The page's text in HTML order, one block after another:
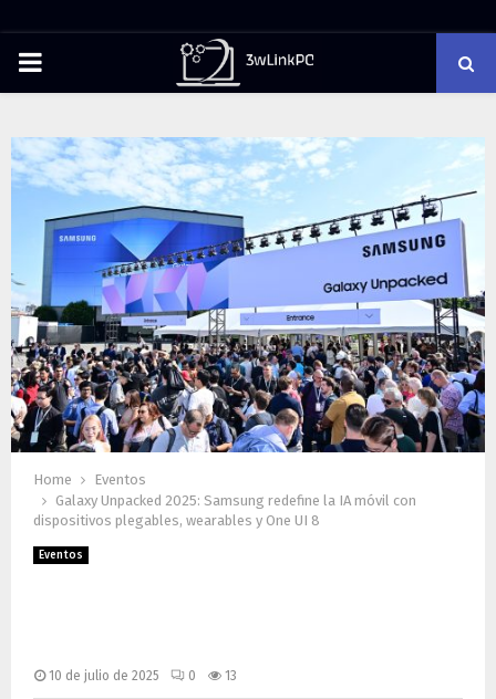
PRIMARY
Home
Eventos
Galaxy Unpacked 2025: Samsung redefine la IA móvil con
dispositivos plegables, wearables y One UI 8
Eventos
10 de julio de 2025 0 13